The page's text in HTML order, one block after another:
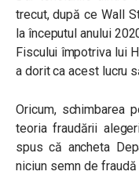
trecut, după ce Wall
la începutul anului
Fiscului împotriva lui
a dorit ca acest lucru
Oricum, schimbarea
teoria fraudării
spus că ancheta
niciun semn de